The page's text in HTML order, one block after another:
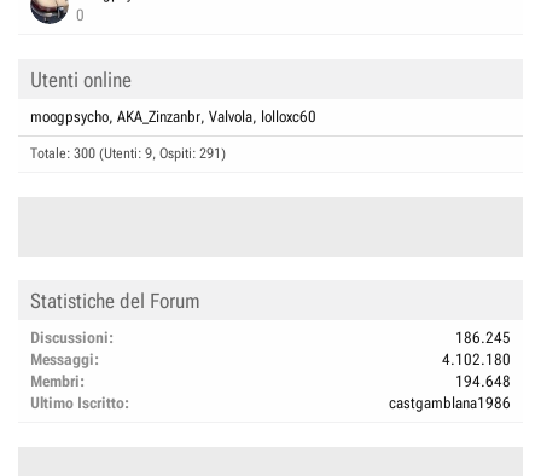
0
Utenti online
moogpsycho AKA_Zinzanbr Valvola lolloxc60
Totale: 300 (Utenti: 9, Ospiti: 291)
Statistiche del Forum
Discussioni
186.245
Messaggi
4.102.180
Membri
194.648
Ultimo Iscritto
castgamblana1986